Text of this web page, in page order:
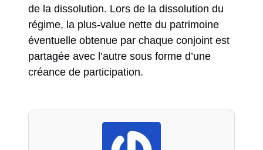
de la dissolution. Lors de la dissolution du
régime, la plus-value nette du patrimoine
éventuelle obtenue par chaque conjoint est
partagée avec l’autre sous forme d’une
créance de participation.